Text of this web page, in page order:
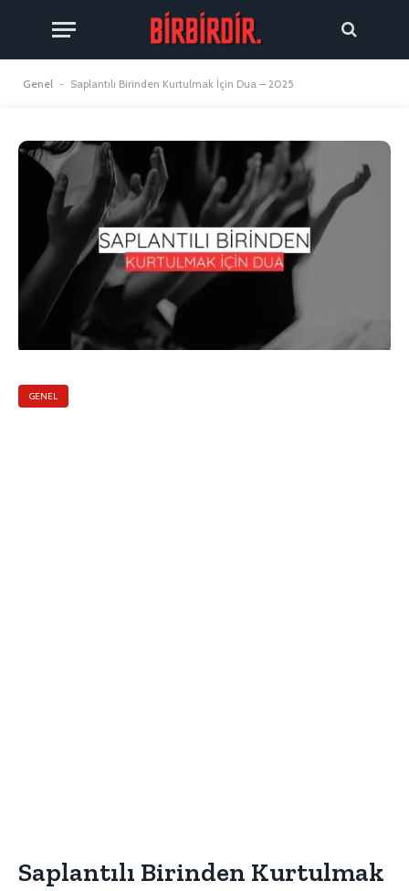
Genel - Saplantılı Birinden Kurtulmak İçin Dua – 2025
GENEL
Saplantılı Birinden Kurtulmak